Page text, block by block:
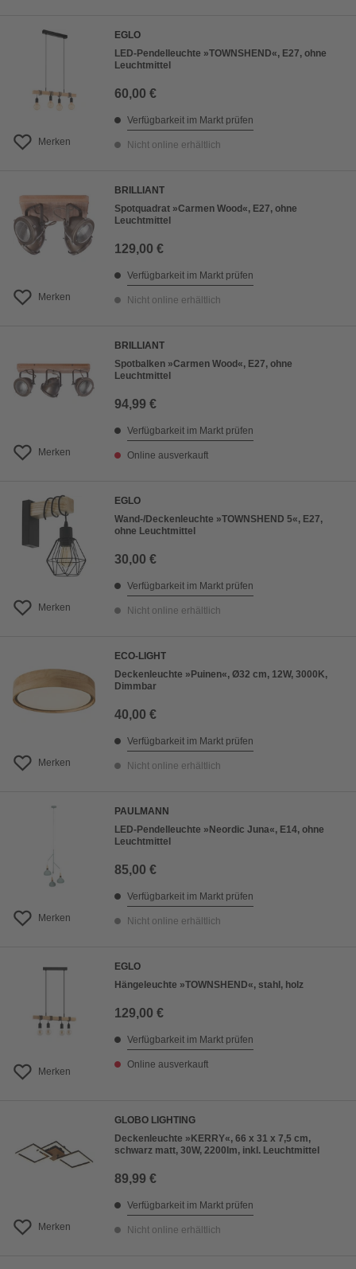
Merken
EGLO
LED-Pendelleuchte »TOWNSHEND«, E27, ohne
Leuchtmittel
60,00 €
Verfügbarkeit im Markt prüfen
Nicht online erhältlich
Merken
BRILLIANT
Spotquadrat »Carmen Wood«, E27, ohne
Leuchtmittel
129,00 €
Verfügbarkeit im Markt prüfen
Nicht online erhältlich
Merken
BRILLIANT
Spotbalken »Carmen Wood«, E27, ohne
Leuchtmittel
94,99 €
Verfügbarkeit im Markt prüfen
Online ausverkauft
Merken
EGLO
Wand-/Deckenleuchte »TOWNSHEND 5«, E27,
ohne Leuchtmittel
30,00 €
Verfügbarkeit im Markt prüfen
Nicht online erhältlich
Merken
ECO-LIGHT
Deckenleuchte »Puinen«, Ø32 cm, 12W, 3000K,
Dimmbar
40,00 €
Verfügbarkeit im Markt prüfen
Nicht online erhältlich
Merken
PAULMANN
LED-Pendelleuchte »Neordic Juna«, E14, ohne
Leuchtmittel
85,00 €
Verfügbarkeit im Markt prüfen
Nicht online erhältlich
Merken
EGLO
Hängeleuchte »TOWNSHEND«, stahl, holz
129,00 €
Verfügbarkeit im Markt prüfen
Online ausverkauft
Merken
GLOBO LIGHTING
Deckenleuchte »KERRY«, 66 x 31 x 7,5 cm,
schwarz matt, 30W, 2200lm, inkl. Leuchtmittel
89,99 €
Verfügbarkeit im Markt prüfen
Nicht online erhältlich